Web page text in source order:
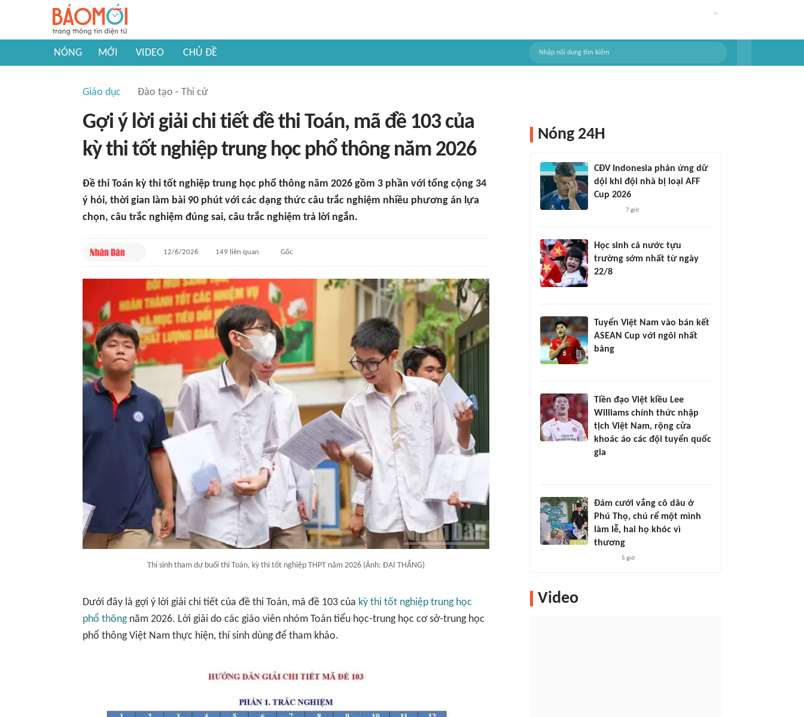
NÓNG MỚI VIDEO CHỦ ĐỀ
Giáo dục Đào tạo - Thi cử
Gợi ý lời giải chi tiết đề thi Toán, mã đề 103 của
kỳ thi tốt nghiệp trung học phổ thông năm 2026
Đề thi Toán kỳ thi tốt nghiệp trung học phổ thông năm 2026 gồm 3 phần với tổng cộng 34
ý hỏi, thời gian làm bài 90 phút với các dạng thức câu trắc nghiệm nhiều phương án lựa
chọn, câu trắc nghiệm đúng sai, câu trắc nghiệm trả lời ngắn.
12/6/2026 149 liên quan Gốc
Thí sinh tham dự buổi thi Toán, kỳ thi tốt nghiệp THPT năm 2026 (Ảnh: ĐẠI THẮNG)
Dưới đây là gợi ý lời giải chi tiết của đề thi Toán, mã đề 103 của kỳ thi tốt nghiệp trung học
phổ thôngnăm 2026. Lời giải do các giáo viên nhóm Toán tiểu học-trung học cơ sở-trung học
phổ thông Việt Nam thực hiện, thí sinh dùng để tham khảo.
Nóng 24H
CĐV Indonesia phản ứng dữ
dội khi đội nhà bị loại AFF
Cup 2026
7 giờ
Học sinh cả nước tựu
trường sớm nhất từ ngày
22/8
Tuyển Việt Nam vào bán kết
ASEAN Cup với ngôi nhất
bảng
Tiền đạo Việt kiều Lee
Williams chính thức nhập
tịch Việt Nam, rộng cửa
khoác áo các đội tuyển quốc
gia
Đám cưới vắng cô dâu ở
Phú Thọ, chú rể một mình
làm lễ, hai họ khóc vì
thương
5 giờ
Video